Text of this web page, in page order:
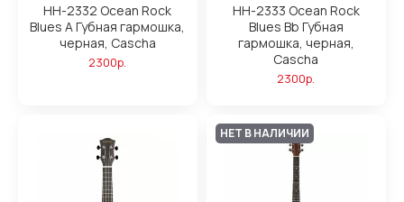
HH-2332 Ocean Rock
Blues A Губная гармошка,
черная, Cascha
2300р.
HH-2333 Ocean Rock
Blues Bb Губная
гармошка, черная,
Cascha
2300р.
НЕТ В НАЛИЧИИ